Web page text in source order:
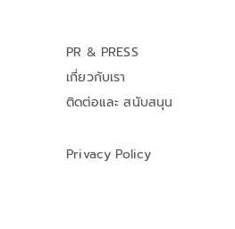
PR & PRESS
เกี่ยวกับเรา
ติดต่อและ สนับสนุน
Privacy Policy